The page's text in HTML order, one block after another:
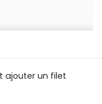
ajouter un filet